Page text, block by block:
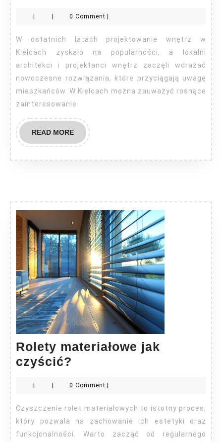
0 Comment
W ostatnich latach projektowanie wnętrz w
Kielcach zyskało na popularności, a lokalni
architekci i projektanci wnętrz zaczęli wdrażać
nowoczesne rozwiązania, które przyciągają uwagę
mieszkańców. W Kielcach można zauważyć rosnące
zainteresowanie
READ MOREREAD
MORE
Rolety materiałowe jak
czyścić?
jak
czyścić?
| | 0 Comment |
Czyszczenie rolet materiałowych to istotny proces,
który pozwala na zachowanie ich estetyki oraz
funkcjonalności. Warto zacząć od regularnego